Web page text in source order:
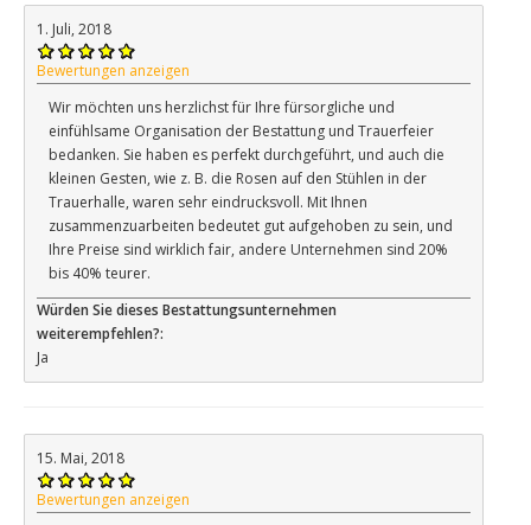
1. Juli, 2018
Bewertungen anzeigen
Wir möchten uns herzlichst für Ihre fürsorgliche und
einfühlsame Organisation der Bestattung und Trauerfeier
bedanken. Sie haben es perfekt durchgeführt, und auch die
kleinen Gesten, wie z. B. die Rosen auf den Stühlen in der
Trauerhalle, waren sehr eindrucksvoll. Mit Ihnen
zusammenzuarbeiten bedeutet gut aufgehoben zu sein, und
Ihre Preise sind wirklich fair, andere Unternehmen sind 20%
bis 40% teurer.
Würden Sie dieses Bestattungsunternehmen
weiterempfehlen?:
Ja
15. Mai, 2018
Bewertungen anzeigen